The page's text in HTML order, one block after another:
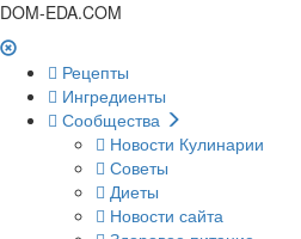
DOM-EDA.COM
Рецепты
Ингредиенты
Сообщества
Новости Кулинарии
Советы
Диеты
Новости сайта